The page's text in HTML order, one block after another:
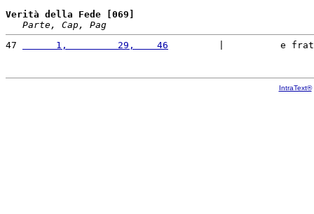
Verità della Fede [069]
Parte, Cap, Pag
47
      1,         29,    46
|          e
IntraText®